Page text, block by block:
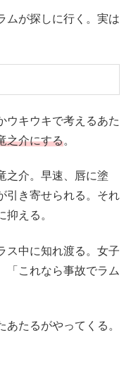
ムが探しに行く。実は
ウキウキで考えるあた
之介にする。
之介。早速、唇に塗
引き寄せられる。それ
える。
ス中に知れ渡る。女子
「これなら事故でラム
たるがやってくる。